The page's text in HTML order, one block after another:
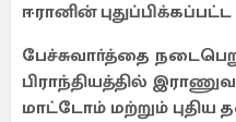
ஈரானின் புதுப்பிக்கப்பட்ட
பேச்சுவாா்த்தை
பிராந்தியத்தில்
மாட்டோம் மற்றும் புதிய